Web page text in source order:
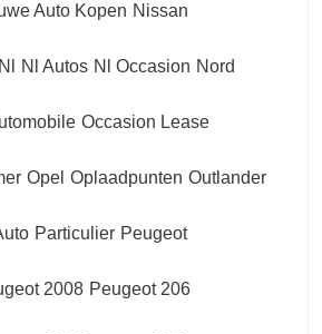
Auto Kopen Nissan
Nl Nl Autos Nl Occasion Nord
Occasion Lease
Opel Oplaadpunten Outlander
Particulier Peugeot
2008 Peugeot 206